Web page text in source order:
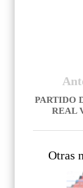
PARTIDO
REAL
Otras